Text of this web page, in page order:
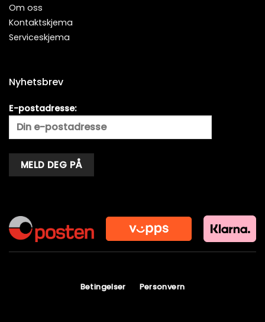
Om oss
Kontaktskjema
Serviceskjema
Nyhetsbrev
E-postadresse:
Betingelser Personvern